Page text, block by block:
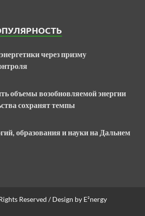
через призму
объемы возобновляемой энергии
сохранят темпы
образования и науки на Дальнем
Reserved / Design by E²nergy